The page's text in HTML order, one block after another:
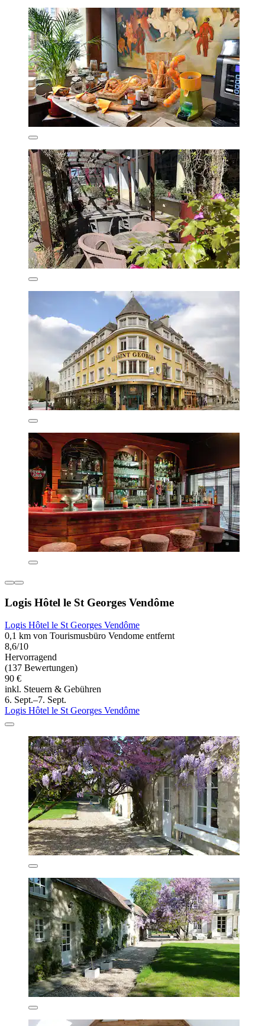
Logis Hôtel le St Georges Vendôme
Logis Hôtel le St Georges Vendôme
0,1 km von Tourismusbüro Vendome entfernt
8,6/10
Hervorragend
(137 Bewertungen)
90 €
inkl. Steuern & Gebühren
6. Sept.–7. Sept.
Logis Hôtel le St Georges Vendôme